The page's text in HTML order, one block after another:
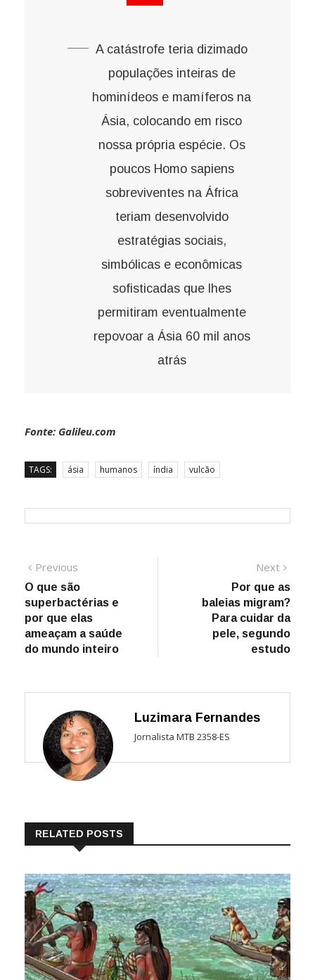
A catástrofe teria dizimado
populações inteiras de
hominídeos e mamíferos na
Ásia, colocando em risco
nossa própria espécie. Os
poucos Homo sapiens
sobreviventes na África
teriam desenvolvido
estratégias sociais,
simbólicas e econômicas
sofisticadas que lhes
permitiram eventualmente
repovoar a Ásia 60 mil anos
atrás
Fonte: Galileu.com
TAGS: ásia humanos índia vulcão
Navegação
de
Post
Previous
post:
O que são
superbactérias e
por que elas
ameaçam a saúde
do mundo inteiro
Next
post:
Por que as
baleias migram?
Para cuidar da
pele, segundo
estudo
Luzimara Fernandes
Jornalista MTB 2358-ES
RELATED POSTS